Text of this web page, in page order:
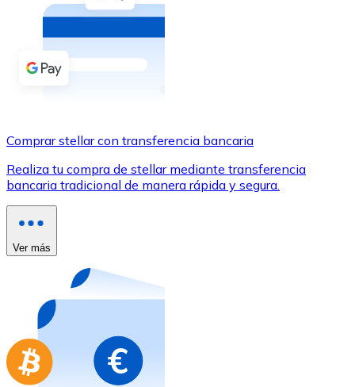
Transferencia SEPA
Añade fondos a tu cuenta Bitnovo o realiza compras
Comprar con Transferencia
Utiliza tarjetas Visa y Mastercard para comprar
Comprar con tarjeta
Tienda - Tarjetas regalo
Nuevo
Compra tarjetas regalo de tus marcas favoritas con
Ir a la tienda de tarjetas regalo
Comprar stellar con transferencia bancaria
Realiza tu compra de stellar mediante transferencia
bancaria tradicional de manera rápida y segura.
Ver más